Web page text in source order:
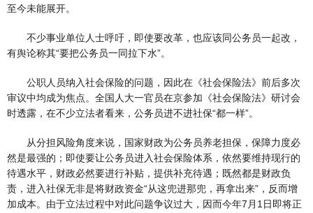
至今未能展开。
不少事业单位人士呼吁，即使要改革，也应该同公务员一起改，
有舆论称其“要把公务员一同拉下水”。
公职人员纳入社会保险的问题，因此在《社会保险法》前后多次
审议中均成为焦点。全国人大一官员在京参加《社会保险法》研讨会
时透露，在不少立法者看来，公务员进不进社保“都一样”。
从分担风险角度来说，国家财政为公务员养老担保，保障力度必
然是最强的；即使要让公务员进入社会保险体系，依然要维持现行的
待遇水平，财政必然要进行补贴，提供补充待遇；既然都是财政负
责，进入社保无非是将财政资金“从这兜进那兜，再拿出来”，反而增
加成本。由于立法过程中对此问题争议过大，因而今年7月1日即将正